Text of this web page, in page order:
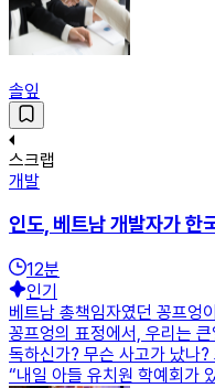
솔잎
스크랩
개발
인도, 베트남 개발자가 한
12분
인기
베트남 총책임자였던 꽁프엉
꽁프엉의 표정에서, 우리는
독하신가? 무슨 사고가 났나
“내일 아들 유치원 학예회가